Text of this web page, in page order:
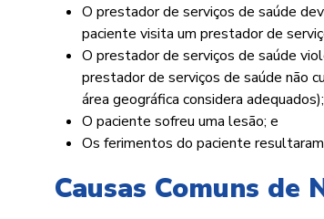
O prestador de serviços de saúde
paciente visita um prestador de
O prestador de serviços de saúde
prestador de serviços de saúde não
área geográfica considera adequados);
O paciente sofreu uma lesão; e
Os ferimentos do paciente
Causas Comuns de